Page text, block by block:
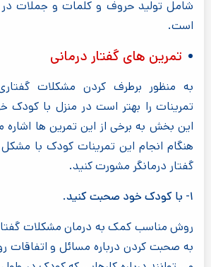
شامل تولید حروف و کلمات و جملات
است.
تمرین های گفتار درمانی
به منظور برطرف کردن مشکلات
تمرینات را بهتر است در منزل با کودک
این بخش به برخی از این تمرین ها اشاره
هنگام انجام این تمرینات کودک با
گفتار درمانگر مشورت کنید.
۱- با کودک خود صحبت کنید.
روش مناسب کمک به درمان مشکلات
به صحبت کردن درباره مسائل و اتفاقات